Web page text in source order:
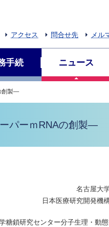
アクセス 問合せ先 メル
手続 ニュース
創製―
パーｍRNAの創製―
名古屋大
日本医療研究開発機
糖鎖研究センター分子生理・動態